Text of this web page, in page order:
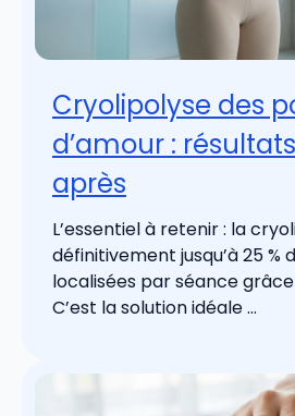
Cryolipolyse des
d’amour :
après
L’essentiel à retenir : la
définitivement jusqu’à 25 %
localisées par séance
C’est la solution idéale ...